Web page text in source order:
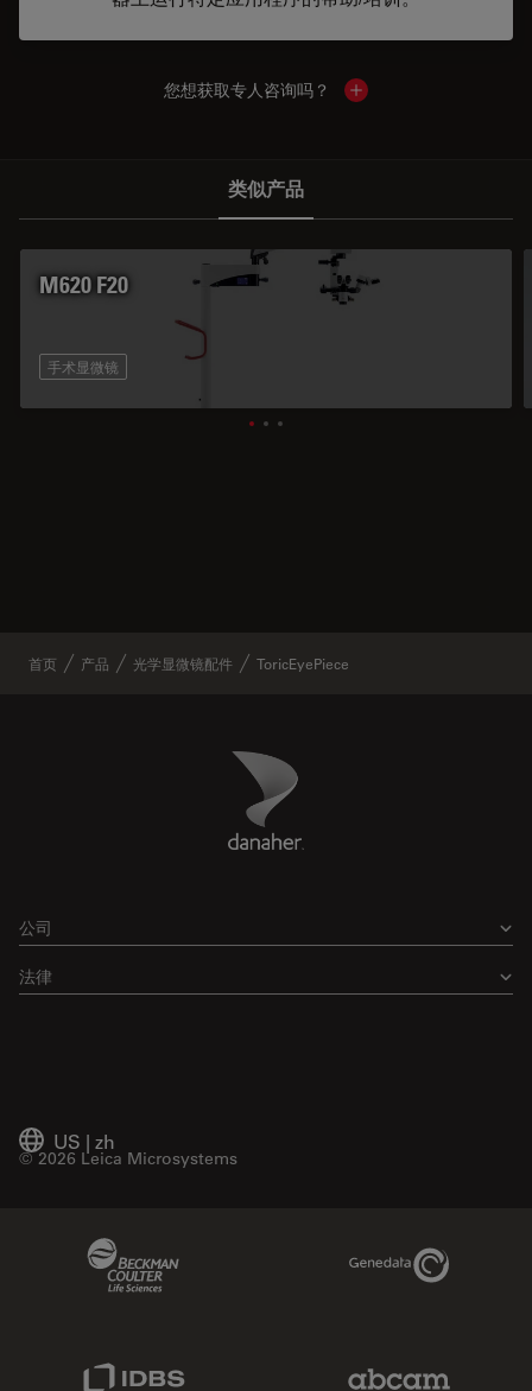
您想获取专人咨询吗？ Show local contacts
类似产品
M620 F20
手术显微镜
首页 产品 光学显微镜配件 ToricEyePiece
Danaher Logo
公司
法律
US | zh
© 2026 Leica Microsystems
Genedata Link